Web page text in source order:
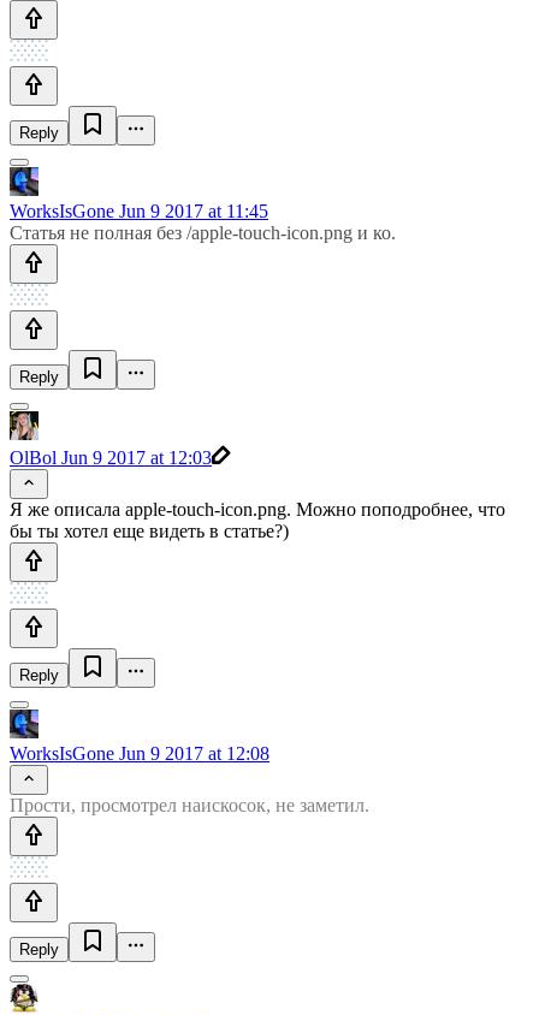
Reply
WorksIsGone Jun 9 2017 at 11:45
Статья не полная без /apple-touch-icon.png и ко.
Reply
OlBol Jun 9 2017 at 12:03
Я же описала apple-touch-icon.png. Можно поподробнее, что
бы ты хотел еще видеть в статье?)
Reply
WorksIsGone Jun 9 2017 at 12:08
Прости, просмотрел наискосок, не заметил.
Reply